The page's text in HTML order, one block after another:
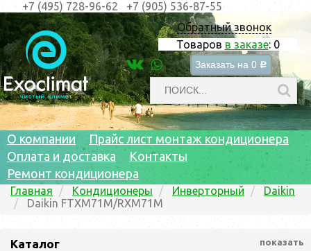
Обратный звонок
Товаров в заказе: 0
Заказать на 0 c
+7 (495) 728-96-62 +7 (905) 536-87-55
О компании
Прайс лист монтаж кондиционера
Оплата и доставка
Контакты
Ремонт кондиционера
Главная Кондиционеры Инверторный
Daikin
Daikin FTXM71M/RXM71M
Каталог показать